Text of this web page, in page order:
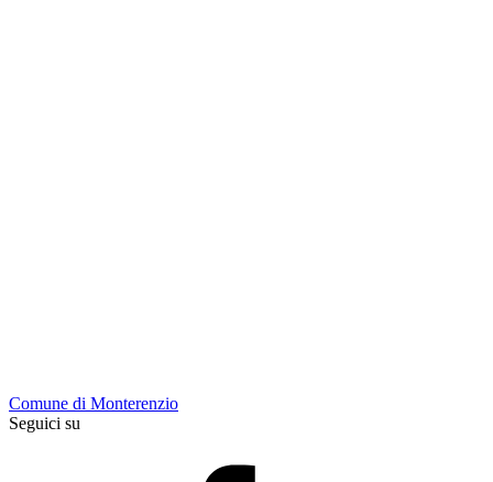
Comune di Monterenzio
Seguici su